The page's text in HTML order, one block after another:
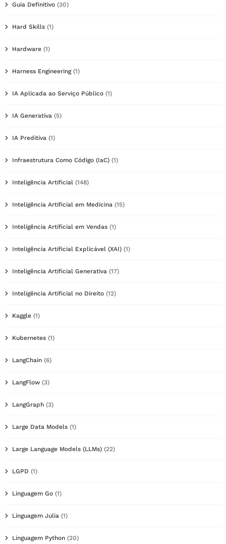
Guia Definitivo (30)
Hard Skills (1)
Hardware (1)
Harness Engineering(1)
IA Aplicada ao Serviço Público (1)
IA Generativa (5)
IA Preditiva (1)
Infraestrutura Como Código (IaC) (1)
Inteligência Artificial (148)
Inteligência Artificial em Medicina (15)
Inteligência Artificial em Vendas (1)
Inteligência Artificial Explicável (XAI) (1)
Inteligência Artificial Generativa (17)
Inteligência Artificial no Direito (12)
Kaggle (1)
Kubernetes (1)
LangChain (6)
LangFlow (3)
LangGraph (3)
Large Data Models (1)
Large Language Models (LLMs) (22)
LGPD (1)
Linguagem Go (1)
Linguagem Julia (1)
Linguagem Python (20)